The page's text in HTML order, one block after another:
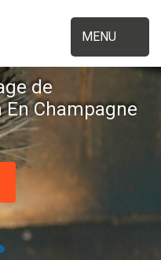
MENU
de
Champagne